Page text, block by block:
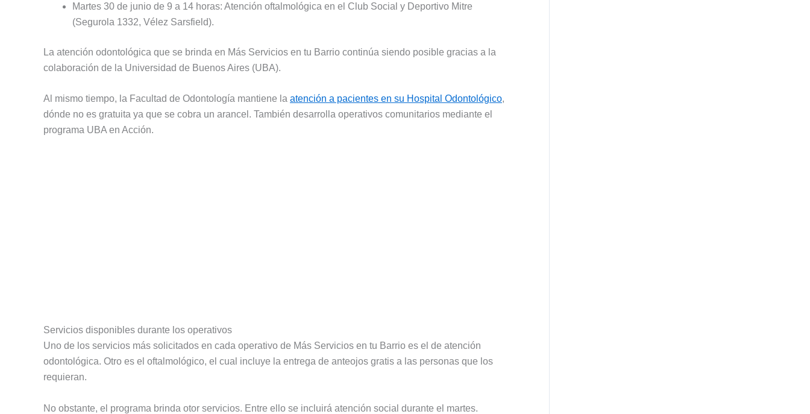
Martes 30 de junio de 9 a 14 horas: Atención oftalmológica en el Club Social y Deportivo Mitre
(Segurola 1332, Vélez Sarsfield).
La atención odontológica que se brinda en Más Servicios en tu Barrio continúa siendo posible gracias a la
colaboración de la Universidad de Buenos Aires (UBA).
Al mismo tiempo, la Facultad de Odontología mantiene la atención a pacientes en su Hospital Odontológico,
dónde no es gratuita ya que se cobra un arancel. También desarrolla operativos comunitarios mediante el
programa UBA en Acción.
Servicios disponibles durante los operativos
Uno de los servicios más solicitados en cada operativo de Más Servicios en tu Barrio es el de atención
odontológica. Otro es el oftalmológico, el cual incluye la entrega de anteojos gratis a las personas que los
requieran.
No obstante, el programa brinda otor servicios. Entre ello se incluirá atención social durante el martes.